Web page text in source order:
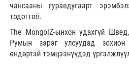
чансааны гуравдугаарт
тодотгоё.
The MongolZ-ынхон удахгүй
Румын зэрэг улсуудад зохион
өндөртэй тэмцээнүүдэд